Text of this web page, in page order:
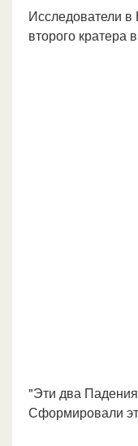
Исследователи в
второго кратера
"Эти два
Сформировали